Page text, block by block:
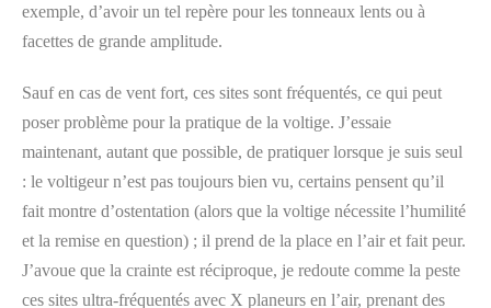
exemple, d’avoir un tel repère pour les tonneaux lents ou à
facettes de grande amplitude.
Sauf en cas de vent fort, ces sites sont fréquentés, ce qui peut
poser problème pour la pratique de la voltige. J’essaie
maintenant, autant que possible, de pratiquer lorsque je suis seul
: le voltigeur n’est pas toujours bien vu, certains pensent qu’il
fait montre d’ostentation (alors que la voltige nécessite l’humilité
et la remise en question) ; il prend de la place en l’air et fait peur.
J’avoue que la crainte est réciproque, je redoute comme la peste
ces sites ultra-fréquentés avec X planeurs en l’air, prenant des